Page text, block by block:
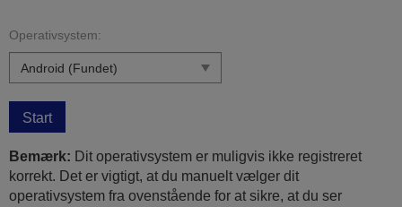
Operativsystem:
Start
Bemærk: Dit operativsystem er muligvis ikke registreret
korrekt. Det er vigtigt, at du manuelt vælger dit
operativsystem fra ovenstående for at sikre, at du ser